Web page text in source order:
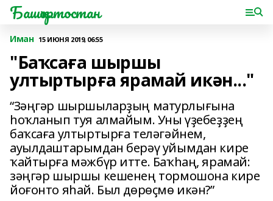
Башҡортостан
Иман 15 ИЮНЯ 2019, 06:55
"Баҡсаға шыршы
ултыртырға ярамай икән..."
“Зәңгәр шыршыларҙың матурлығына
һоҡланып туя алмайым. Уны үҙебеҙҙең
баҡсаға ултыртырға теләгәйнем,
ауылдаштарымдан берәү уйымдан кире
ҡайтырға мәжбүр итте. Баҡһаң, ярамай:
зәңгәр шыршы кешенең тормошона кире
йоғонто яһай. Был дөрөҫмө икән?”